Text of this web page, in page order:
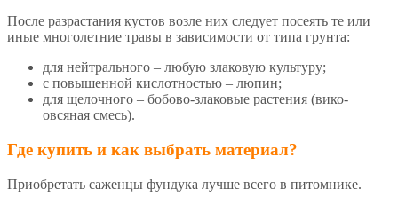
После разрастания кустов возле них следует посеять те или
иные многолетние травы в зависимости от типа грунта:
для нейтрального – любую злаковую культуру;
с повышенной кислотностью – люпин;
для щелочного – бобово-злаковые растения (вико-
овсяная смесь).
Где купить и как выбрать материал?
Приобретать саженцы фундука лучше всего в питомнике.